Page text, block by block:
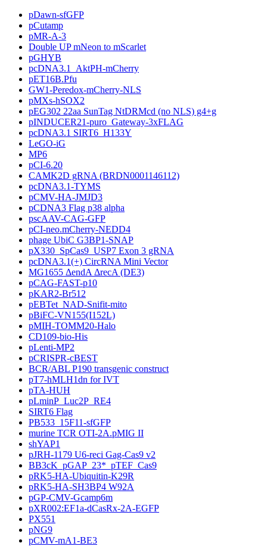
pDawn-sfGFP
pCutamp
pMR-A-3
Double UP mNeon to mScarlet
pGHYB
pcDNA3.1_AktPH-mCherry
pET16B.Pfu
GW1-Peredox-mCherry-NLS
pMXs-hSOX2
pEG302 22aa SunTag NtDRMcd (no NLS) g4+g
pINDUCER21-puro_Gateway-3xFLAG
pcDNA3.1 SIRT6_H133Y
LeGO-iG
MP6
pCI-6.20
CAMK2D gRNA (BRDN0001146112)
pcDNA3.1-TYMS
pCMV-HA-JMJD3
pCDNA3 Flag p38 alpha
pscAAV-CAG-GFP
pCI-neo.mCherry-NEDD4
phage UbiC G3BP1-SNAP
pX330_SpCas9_USP7 Exon 3 gRNA
pcDNA3.1(+) CircRNA Mini Vector
MG1655 ΔendA ΔrecA (DE3)
pCAG-FAST-p10
pKAR2-Br512
pEBTet_NAD-Snifit-mito
pBiFC-VN155(I152L)
pMIH-TOMM20-Halo
CD109-bio-His
pLenti-MP2
pCRISPR-cBEST
BCR/ABL P190 transgenic construct
pT7-hMLH1dn for IVT
pTA-HUH
pLminP_Luc2P_RE4
SIRT6 Flag
PB533_15F11-sfGFP
murine TCR OTI-2A.pMIG II
shYAP1
pJRH-1179 U6-reci Gag-Cas9 v2
BB3cK_pGAP_23*_pTEF_Cas9
pRK5-HA-Ubiquitin-K29R
pRK5-HA-SH3BP4 W92A
pGP-CMV-Gcamp6m
pXR002:EF1a-dCasRx-2A-EGFP
PX551
pNG9
pCMV-mA1-BE3